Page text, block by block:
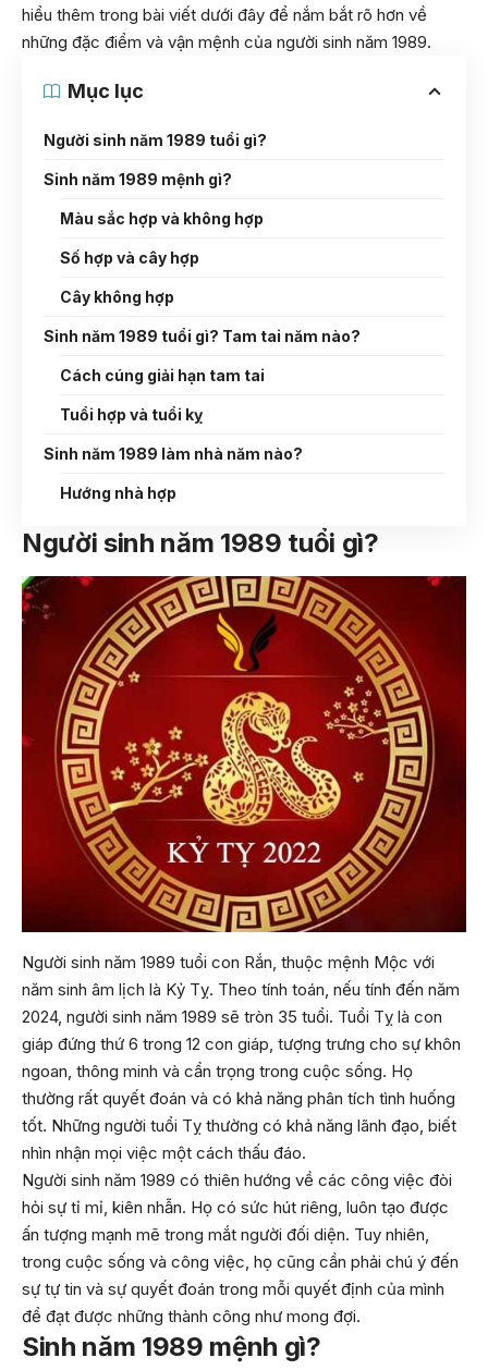
hiểu thêm trong bài viết dưới đây để nắm bắt rõ hơn về
những đặc điểm và vận mệnh của người sinh năm 1989.
Mục lục
Người sinh năm 1989 tuổi gì?
Sinh năm 1989 mệnh gì?
Màu sắc hợp và không hợp
Số hợp và cây hợp
Cây không hợp
Sinh năm 1989 tuổi gì? Tam tai năm nào?
Cách cúng giải hạn tam tai
Tuổi hợp và tuổi kỵ
Sinh năm 1989 làm nhà năm nào?
Hướng nhà hợp
Người sinh năm 1989 tuổi gì?
Người sinh năm 1989 tuổi con Rắn, thuộc mệnh Mộc với
năm sinh âm lịch là Kỷ Tỵ. Theo tính toán, nếu tính đến năm
2024, người sinh năm 1989 sẽ tròn 35 tuổi. Tuổi Tỵ là con
giáp đứng thứ 6 trong 12 con giáp, tượng trưng cho sự khôn
ngoan, thông minh và cẩn trọng trong cuộc sống. Họ
thường rất quyết đoán và có khả năng phân tích tình huống
tốt. Những người tuổi Tỵ thường có khả năng lãnh đạo, biết
nhìn nhận mọi việc một cách thấu đáo.
Người sinh năm 1989 có thiên hướng về các công việc đòi
hỏi sự tỉ mỉ, kiên nhẫn. Họ có sức hút riêng, luôn tạo được
ấn tượng mạnh mẽ trong mắt người đối diện. Tuy nhiên,
trong cuộc sống và công việc, họ cũng cần phải chú ý đến
sự tự tin và sự quyết đoán trong mỗi quyết định của mình
để đạt được những thành công như mong đợi.
Sinh năm 1989 mệnh gì?